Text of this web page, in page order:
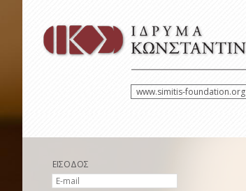
www.simitis-foundation.org
ΕΙΣΟΔΟΣ